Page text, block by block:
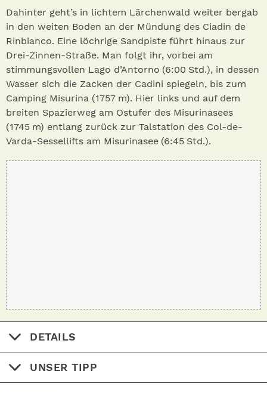
Dahinter geht’s in lichtem Lärchenwald weiter bergab
in den weiten Boden an der Mündung des Ciadin de
Rinbianco. Eine löchrige Sandpiste führt hinaus zur
Drei-Zinnen-Straße. Man folgt ihr, vorbei am
stimmungsvollen Lago d’Antorno (6:00 Std.), in dessen
Wasser sich die Zacken der Cadini spiegeln, bis zum
Camping Misurina (1757 m). Hier links und auf dem
breiten Spazierweg am Ostufer des Misurinasees
(1745 m) entlang zurück zur Talstation des Col-de-
Varda-Sessellifts am Misurinasee (6:45 Std.).
DETAILS
UNSER TIPP